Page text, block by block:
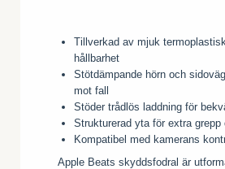
Tillverkad av mjuk
hållbarhet
Stötdämpande hörn och
mot fall
Stöder trådlös laddning för
Strukturerad yta för extra grepp
Kompatibel med kamerans
Apple Beats skyddsfodral är